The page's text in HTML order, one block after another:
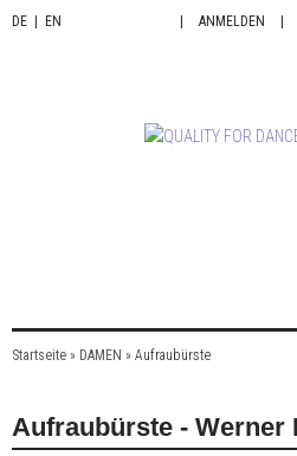
DE EN ANMELDEN
Startseite » DAMEN » Aufraubürste
Aufraubürste - Werner